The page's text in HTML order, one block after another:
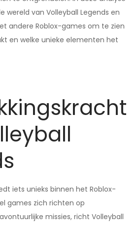
wereld van Volleyball Legends en
andere Roblox-games om te zien
en welke unieke elementen het
iets unieks binnen het Roblox-
games zich richten op
missies, richt Volleyball